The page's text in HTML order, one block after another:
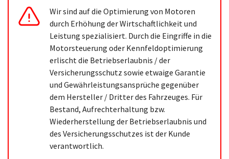
Wir sind auf die Optimierung von Motoren
durch Erhöhung der Wirtschaftlichkeit und
Leistung spezialisiert. Durch die Eingriffe in die
Motorsteuerung oder Kennfeldoptimierung
erlischt die Betriebserlaubnis / der
Versicherungsschutz sowie etwaige Garantie
und Gewährleistungsansprüche gegenüber
dem Hersteller / Dritter des Fahrzeuges. Für
Bestand, Aufrechterhaltung bzw.
Wiederherstellung der Betriebserlaubnis und
des Versicherungsschutzes ist der Kunde
verantwortlich.